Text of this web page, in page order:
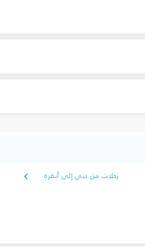
رحلات من دبي إلى أنقرة